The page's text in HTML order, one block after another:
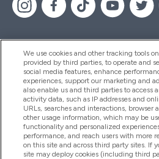
Aiuto & Informazioni
Prodotti
Chi Siamo
We use cookies and other tracking tools
provided by third parties, to operate and
social media features, enhance
experiences, support our marketing and
also enable us and third parties to access
activity data, such as IP addresses and
URLs, searches and interactions, browser
other usage information, which may be
functionality and personalized
performance, and reach users with more
on this site and across third party sites. If
site may deploy cookies (including third